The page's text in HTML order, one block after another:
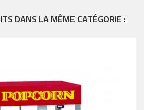
DANS LA MÊME CATÉGORIE :